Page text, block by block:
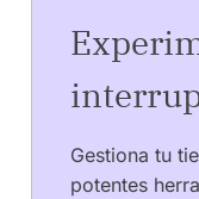
Gestiona tu
potentes